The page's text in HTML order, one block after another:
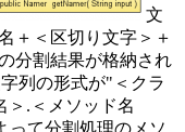
文
＋＜区切り文字＞＋
分割結果が格納され
列の形式が"＜クラ
＞.＜メソッド名
って分割処理のメソ